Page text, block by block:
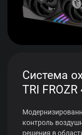
Система
TRI FROZR
контроль
решения в